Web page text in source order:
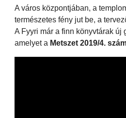
A város központjában, a
természetes fény jut be, a
A Fyyri már a finn könyvtárak új
amelyet a Metszet 2019/4.